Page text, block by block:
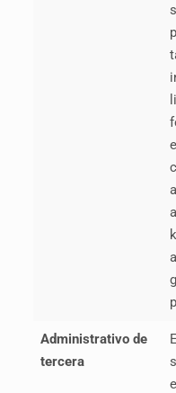
Administrativo de
tercera